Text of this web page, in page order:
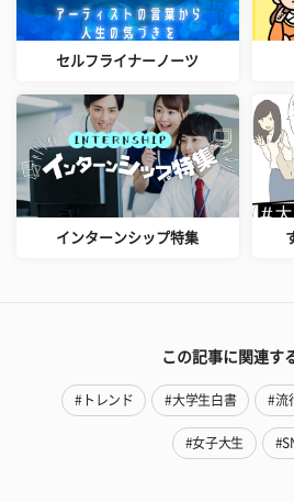
セルフライナーノーツ
インターンシップ特集
この記事に関連す
#トレンド #大学生白書 #流
#女子大生